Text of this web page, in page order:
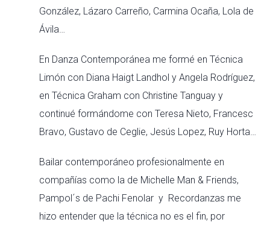
González, Lázaro Carreño, Carmina Ocaña, Lola de
Ávila…
En Danza Contemporánea me formé en Técnica
Limón con Diana Haigt Landhol y Angela Rodríguez,
en Técnica Graham con Christine Tanguay y
continué formándome con Teresa Nieto, Francesc
Bravo, Gustavo de Ceglie, Jesús Lopez, Ruy Horta…
Bailar contemporáneo profesionalmente en
compañías como la de Michelle Man & Friends,
Pampol´s de Pachi Fenolar y Recordanzas me
hizo entender que la técnica no es el fin, por